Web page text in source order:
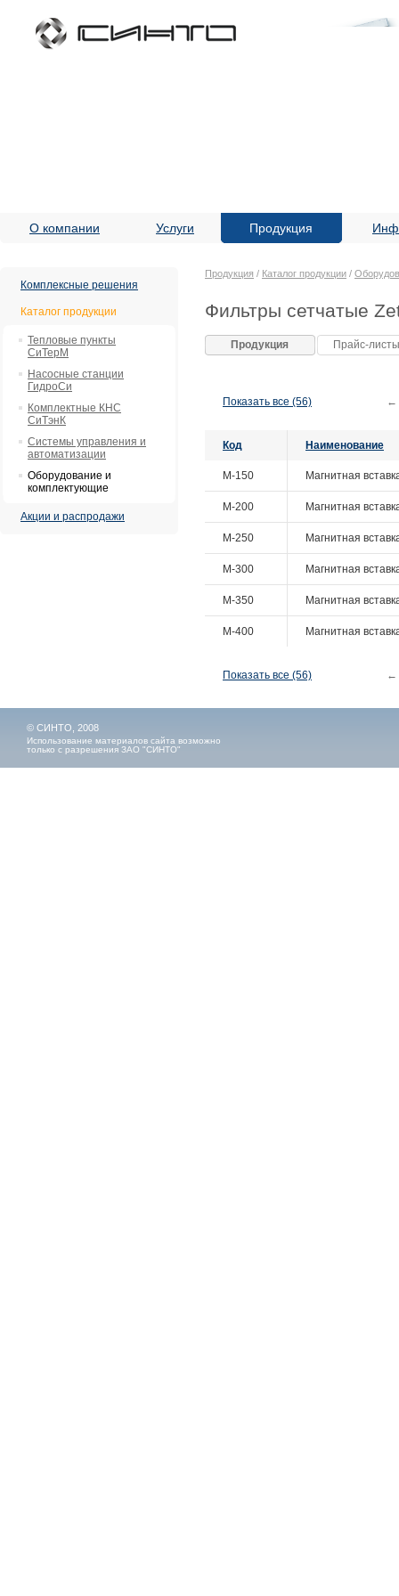
О компании Услуги Продукция
Комплексные решения
Каталог продукции
Тепловые пункты
СиТерМ
Насосные станции
ГидроСи
Комплектные КНС
СиТэнК
Системы управления и
автоматизации
Оборудование и
комплектующие
Акции и распродажи
Продукция / Каталог продукции /
Фильтры сетчатые
Продукция Прайс-
Показать все (56) ←
Код Наименование
M-150 Mагнитная
M-200 Mагнитная
M-250 Mагнитная
M-300 Mагнитная
M-350 Mагнитная
M-400 Mагнитная
Показать все (56) ←
© СИНТО, 2008
Использование материалов сайта возможно
только с разрешения ЗАО "СИНТО"